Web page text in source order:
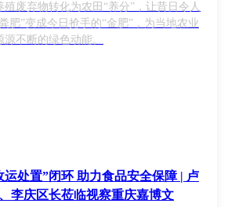
殖废弃物转化为农田“养分”，让昔日令人
肥”变成今日抢手的“金肥”，为当地农业
源不断的绿色动能。
运处置”闭环 助力食品安全保障 | 卢
李庆区长莅临视察重庆嘉博文